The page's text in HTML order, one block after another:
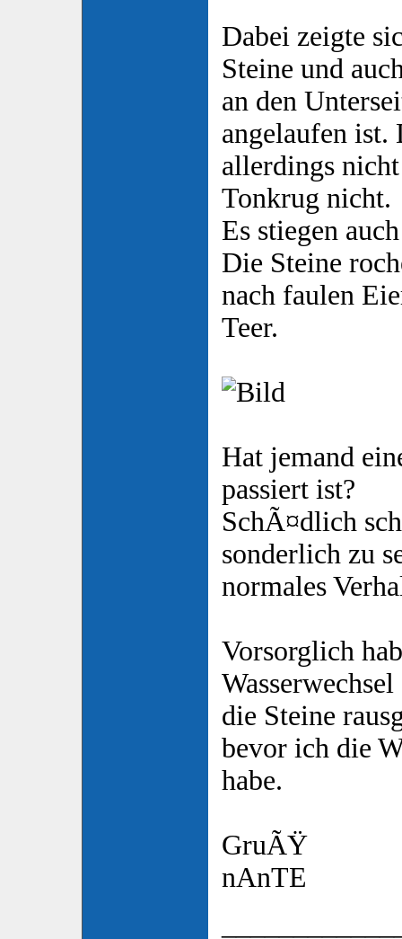
Dabei zeigte
Steine und
an den
angelaufen ist.
allerdings
Tonkrug nicht.
Es stiegen
Die Steine
nach faulen
Teer.
Hat jemand
passiert ist?
SchÃ¤dlich
sonderlich zu
normales
Vorsorglich
die Steine
bevor ich die
habe.
GruÃŸ
nAnTE